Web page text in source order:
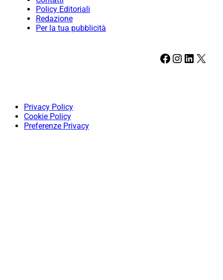
Policy Editoriali
Redazione
Per la tua pubblicità
Facebook Instagram LinkedIn X
Privacy Policy
Cookie Policy
Preferenze Privacy